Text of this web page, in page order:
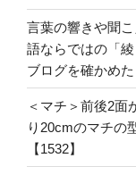
言葉の響きや聞
語ならではの「
ブログを確かめた
＜マチ＞前後2面
り20cmのマチの
【1532】